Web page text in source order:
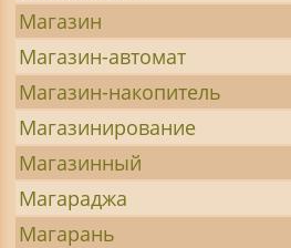
Магазин
Магазин-автомат
Магазин-накопитель
Магазинирование
Магазинный
Магараджа
Магарань